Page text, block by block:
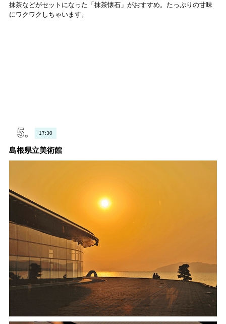
抹茶などがセットになった「抹茶懐石」がおすすめ。たっぷりの甘味
にワクワクしちゃいます。
17:30
島根県立美術館